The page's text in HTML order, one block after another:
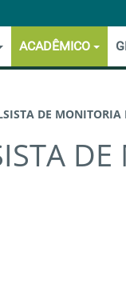
ACADÊMICO
DE